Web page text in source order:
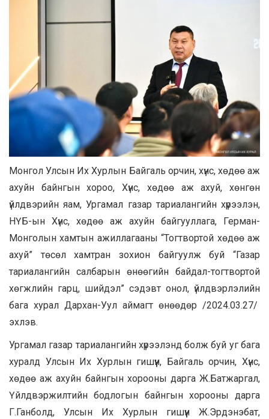
Монгол Улсын Их Хурлын Байгаль орчин, хүнс, хөдөө аж
ахуйн байнгын хороо, Хүнс, хөдөө аж ахуй, хөнгөн
үйлдвэрийн яам, Ургамал газар тариалангийн хүрээлэн,
НҮБ-ын Хүнс, хөдөө аж ахуйн байгууллага, Герман-
Монголын хамтын ажиллагааны “Тогтвортой хөдөө аж
ахуй” төсөл хамтран зохион байгуулж буй “Газар
тариалангийн салбарын өнөөгийн байдал-тогтвортой
хөгжлийн гарц, шийдэл” сэдэвт онол, үйлдвэрлэлийн
бага хурал Дархан-Уул аймагт өнөөдөр /2024.03.27/
эхлэв.
Ургамал газар тариалангийн хүрээлэнд болж буй уг бага
хуралд Улсын Их Хурлын гишүүн, Байгаль орчин, Хүнс,
хөдөө аж ахуйн байнгын хорооны дарга Ж.Батжаргал,
Үйлдвэржилтийн бодлогын байнгын хорооны дарга
Г.Ганболд, Улсын Их Хурлын гишүүн Ж.Эрдэнэбат,